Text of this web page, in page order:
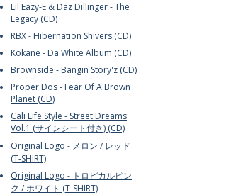
Lil Eazy-E & Daz Dillinger - The
Legacy (CD)
RBX - Hibernation Shivers (CD)
Kokane - Da White Album (CD)
Brownside - Bangin Story'z (CD)
Proper Dos - Fear Of A Brown
Planet (CD)
Cali Life Style - Street Dreams
Vol.1 (サインシート付き) (CD)
Original Logo - メロン / レッド
(T-SHIRT)
Original Logo - トロピカルピン
ク / ホワイト (T-SHIRT)